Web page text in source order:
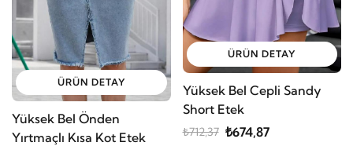
ÜRÜN DETAY
Yüksek Bel Önden
Yırtmaçlı Kısa Kot Etek
ÜRÜN DETAY
Yüksek Bel Cepli Sandy
Short Etek
₺712,37 ₺674,87